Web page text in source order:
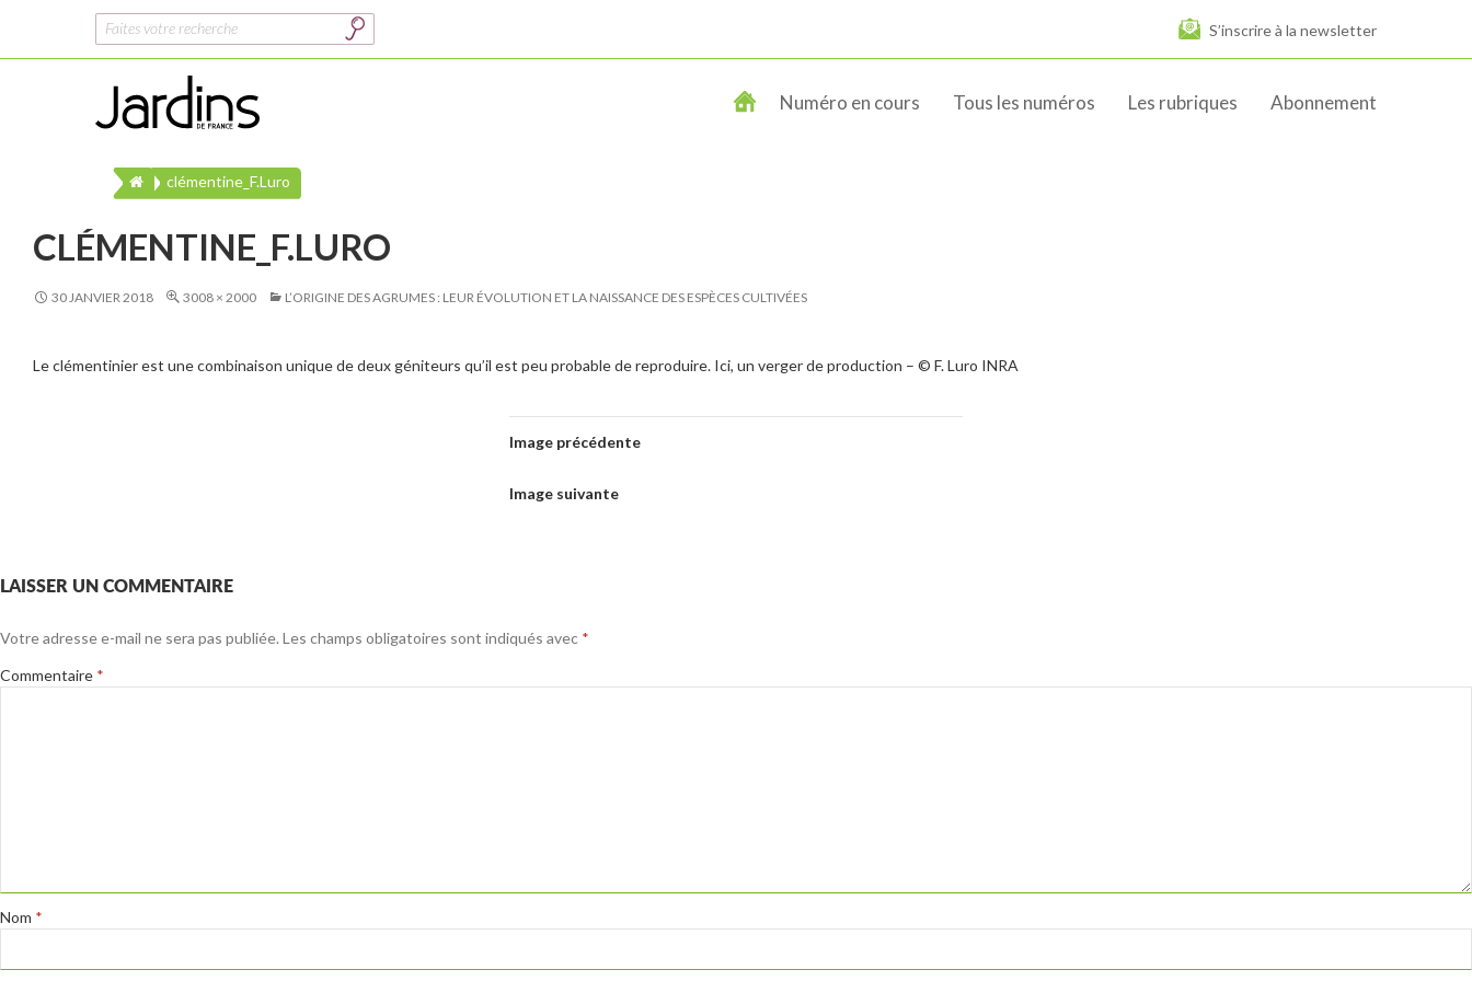
Rechercher : S’inscrire à la newsletter
Numéro en cours Tous les numéros Les rubriques Abonnement
clémentine_F.Luro
CLÉMENTINE_F.LURO
30 JANVIER 2018 3008 × 2000 L’ORIGINE DES AGRUMES : LEUR ÉVOLUTION ET LA NAISSANCE DES ESPÈCES CULTIVÉES
Le clémentinier est une combinaison unique de deux géniteurs qu’il est peu probable de reproduire. Ici, un verger de production – © F. Luro INRA
Image précédente
Image suivante
LAISSER UN COMMENTAIRE
Votre adresse e-mail ne sera pas publiée. Les champs obligatoires sont indiqués avec *
Commentaire *
Nom *